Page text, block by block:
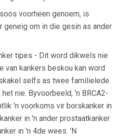
voorheen genoem, is
geneig om in die gesin as ander
tipes - Dit word dikwels nie
van kankers beskou kan word
selfs as twee familielede
nie. Byvoorbeeld, 'n BRCA2-
'n voorkoms vir borskanker in
in 'n ander prostaatkanker
in 'n 4de wees. 'N